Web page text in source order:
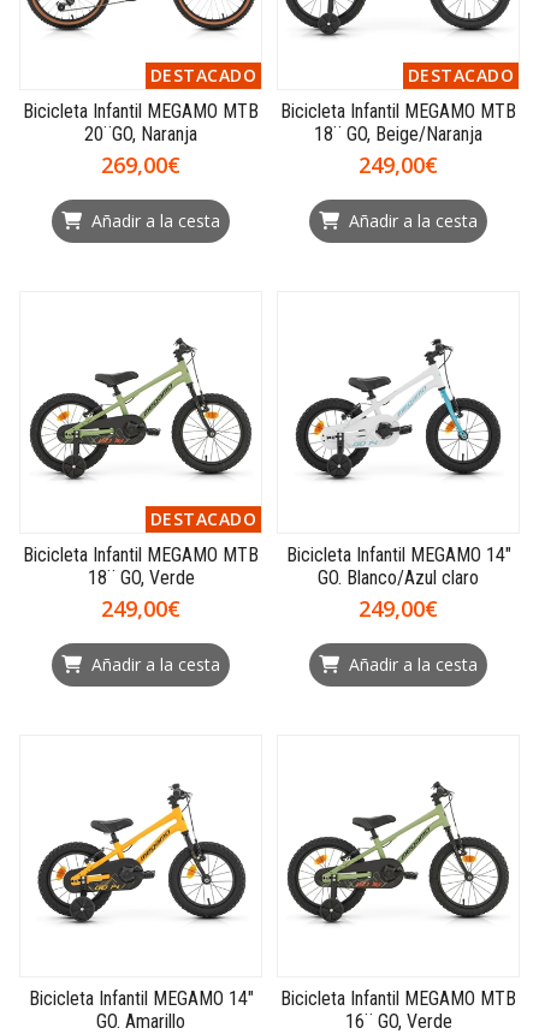
DESTACADO
Bicicleta Infantil MEGAMO MTB
20¨GO, Naranja
269,00€
Añadir a la cesta
DESTACADO
Bicicleta Infantil MEGAMO MTB
18¨ GO, Beige/Naranja
249,00€
Añadir a la cesta
DESTACADO
Bicicleta Infantil MEGAMO MTB
18¨ GO, Verde
249,00€
Añadir a la cesta
Bicicleta Infantil MEGAMO 14"
GO. Blanco/Azul claro
249,00€
Añadir a la cesta
Bicicleta Infantil MEGAMO 14"
GO. Amarillo
Bicicleta Infantil MEGAMO MTB
16¨ GO, Verde